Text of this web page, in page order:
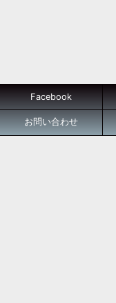
Facebook
お問い合わせ